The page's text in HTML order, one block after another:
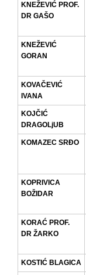
KNEŽEVIĆ PROF.
DR GAŠO
KNEŽEVIĆ
GORAN
KOVAČEVIĆ
IVANA
KOJČIĆ
DRAGOLjUB
KOMAZEC SRĐO
KOPRIVICA
BOŽIDAR
KORAĆ PROF.
DR ŽARKO
KOSTIĆ BLAGICA